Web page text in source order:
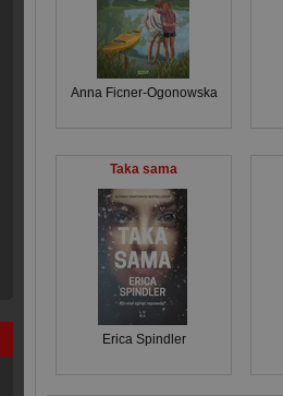
Anna Ficner-Ogonowska
Taka sama
Erica Spindler